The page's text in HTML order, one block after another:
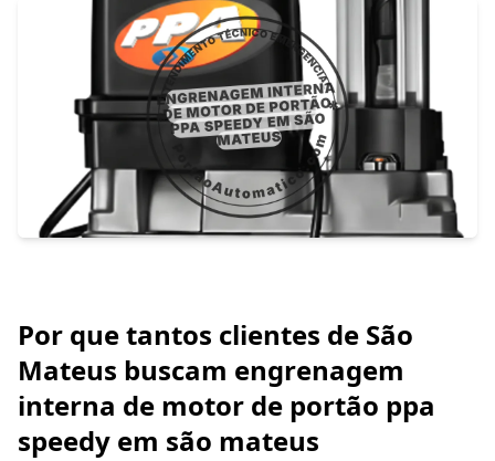
Por que tantos clientes de São
Mateus buscam engrenagem
interna de motor de portão ppa
speedy em são mateus